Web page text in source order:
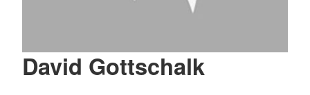
David Gottschalk